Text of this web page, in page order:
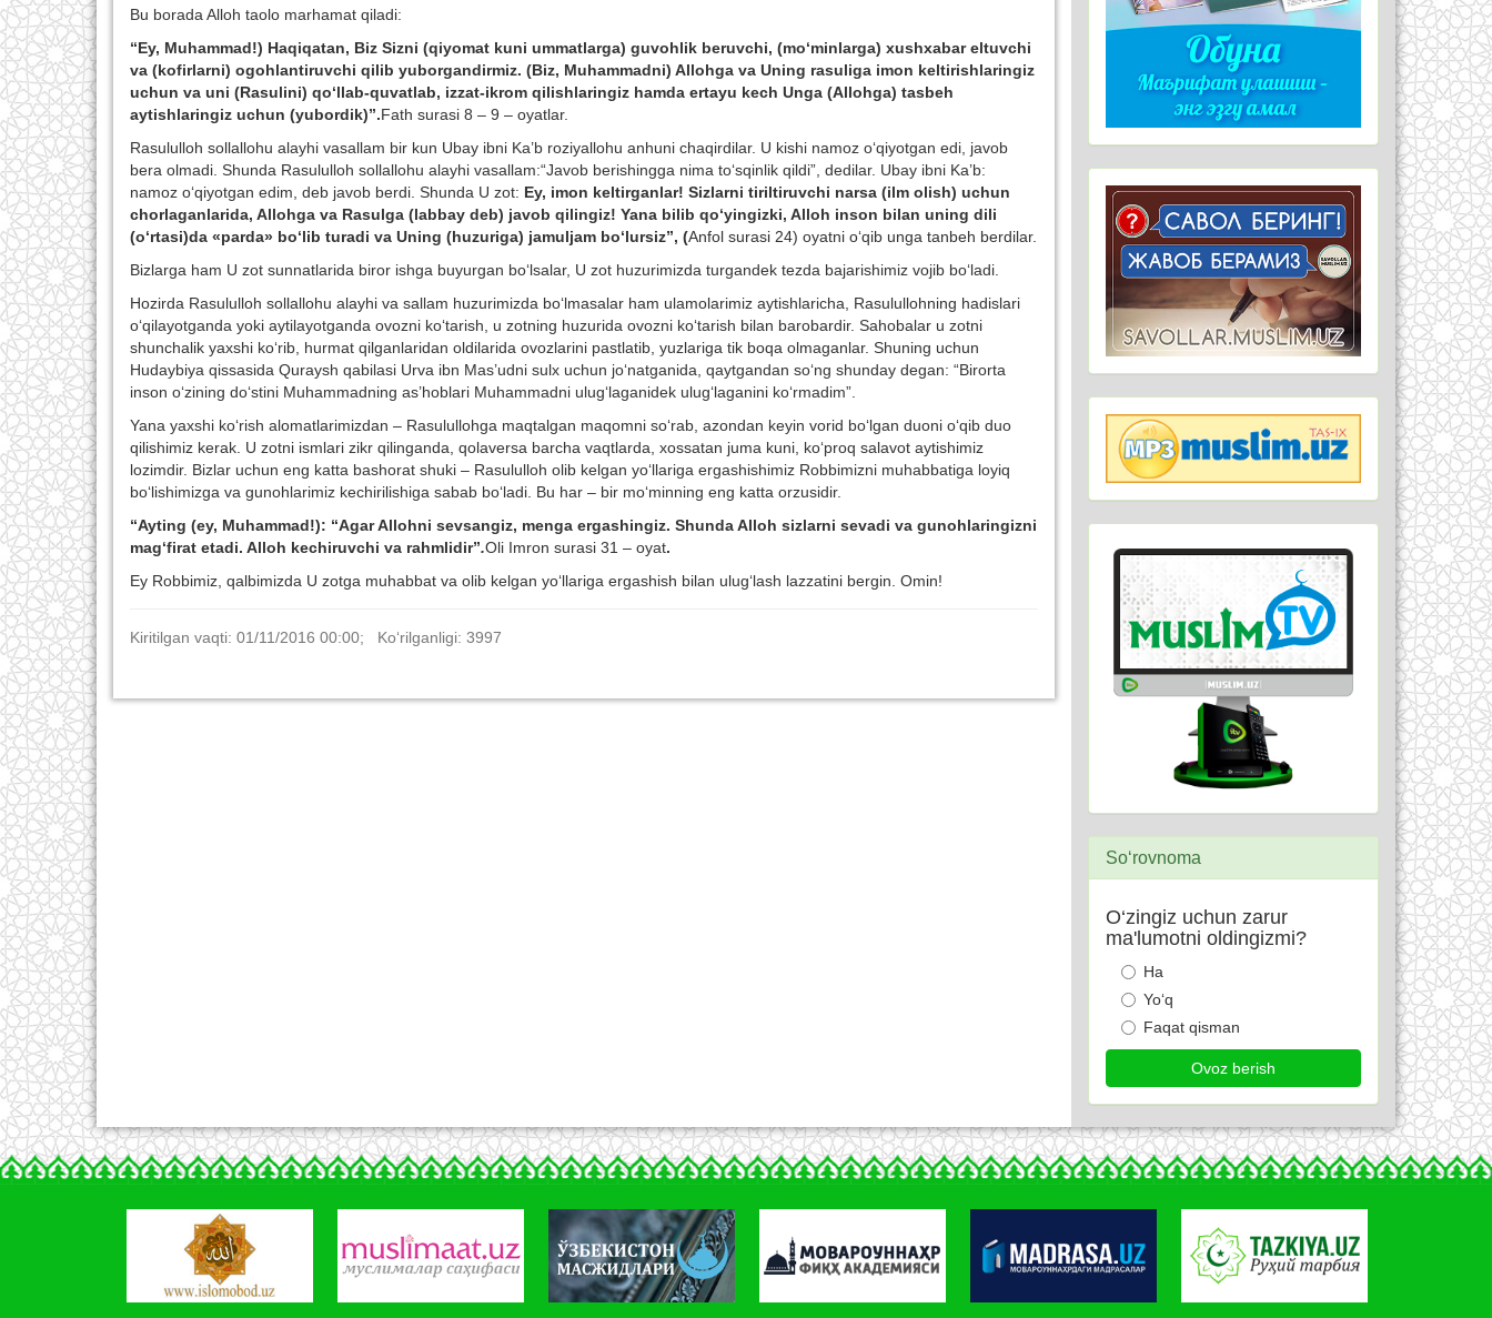
Bu borada Alloh taolo marhamat qiladi:
“Ey, Muhammad!) Haqiqatan, Biz Sizni (qiyomat kuni ummatlarga) guvohlik beruvchi, (mo‘minlarga) xushxabar eltuvchi
va (kofirlarni) ogohlantiruvchi qilib yuborgandirmiz. (Biz, Muhammadni) Allohga va Uning rasuliga imon keltirishlaringiz
uchun va uni (Rasulini) qo‘llab-quvatlab, izzat-ikrom qilishlaringiz hamda ertayu kech Unga (Allohga) tasbeh
aytishlaringiz uchun (yubordik)”.Fath surasi 8 – 9 – oyatlar.
Rasululloh sollallohu alayhi vasallam bir kun Ubay ibni Ka’b roziyallohu anhuni chaqirdilar. U kishi namoz o‘qiyotgan edi, javob
bera olmadi. Shunda Rasululloh sollallohu alayhi vasallam:“Javob berishingga nima to‘sqinlik qildi”, dedilar. Ubay ibni Ka’b:
namoz o‘qiyotgan edim, deb javob berdi. Shunda U zot: Ey, imon keltirganlar! Sizlarni tiriltiruvchi narsa (ilm olish) uchun
chorlaganlarida, Allohga va Rasulga (labbay deb) javob qilingiz! Yana bilib qo‘yingizki, Alloh inson bilan uning dili
(o‘rtasi)da «parda» bo‘lib turadi va Uning (huzuriga) jamuljam bo‘lursiz”, (Anfol surasi 24) oyatni o‘qib unga tanbeh berdilar.
Bizlarga ham U zot sunnatlarida biror ishga buyurgan bo‘lsalar, U zot huzurimizda turgandek tezda bajarishimiz vojib bo‘ladi.
Hozirda Rasululloh sollallohu alayhi va sallam huzurimizda bo‘lmasalar ham ulamolarimiz aytishlaricha, Rasulullohning hadislari
o‘qilayotganda yoki aytilayotganda ovozni ko‘tarish, u zotning huzurida ovozni ko‘tarish bilan barobardir. Sahobalar u zotni
shunchalik yaxshi ko‘rib, hurmat qilganlaridan oldilarida ovozlarini pastlatib, yuzlariga tik boqa olmaganlar. Shuning uchun
Hudaybiya qissasida Quraysh qabilasi Urva ibn Mas’udni sulx uchun jo‘natganida, qaytgandan so‘ng shunday degan: “Birorta
inson o‘zining do‘stini Muhammadning as’hoblari Muhammadni ulug‘laganidek ulug‘laganini ko‘rmadim”.
Yana yaxshi ko‘rish alomatlarimizdan – Rasulullohga maqtalgan maqomni so‘rab, azondan keyin vorid bo‘lgan duoni o‘qib duo
qilishimiz kerak. U zotni ismlari zikr qilinganda, qolaversa barcha vaqtlarda, xossatan juma kuni, ko‘proq salavot aytishimiz
lozimdir. Bizlar uchun eng katta bashorat shuki – Rasululloh olib kelgan yo‘llariga ergashishimiz Robbimizni muhabbatiga loyiq
bo‘lishimizga va gunohlarimiz kechirilishiga sabab bo‘ladi. Bu har – bir mo‘minning eng katta orzusidir.
“Ayting (ey, Muhammad!): “Agar Allohni sevsangiz, menga ergashingiz. Shunda Alloh sizlarni sevadi va gunohlaringizni
mag‘firat etadi. Alloh kechiruvchi va rahmlidir”.Oli Imron surasi 31 – oyat.
Ey Robbimiz, qalbimizda U zotga muhabbat va olib kelgan yo‘llariga ergashish bilan ulug‘lash lazzatini bergin. Omin!
Kiritilgan vaqti: 01/11/2016 00:00; Ko‘rilganligi: 3997
So‘rovnoma
O‘zingiz uchun zarur
ma'lumotni oldingizmi?
Ha
Yo‘q
Faqat qisman